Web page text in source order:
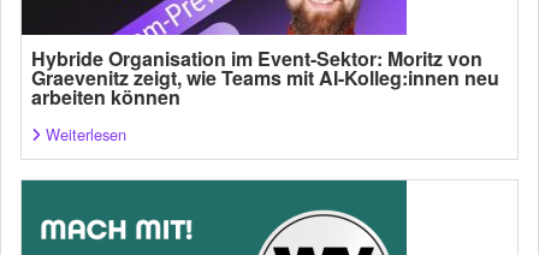
Hybride Organisation im Event-Sektor: Moritz von
Graevenitz zeigt, wie Teams mit AI-Kolleg:innen neu
arbeiten können
Weiterlesen